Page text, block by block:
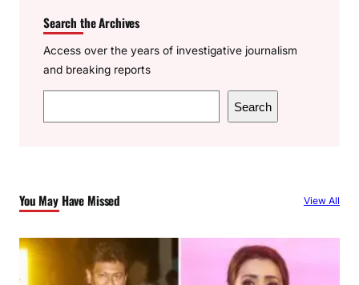
Search the Archives
Access over the years of investigative journalism
and breaking reports
e
h
Search
You May Have Missed View All